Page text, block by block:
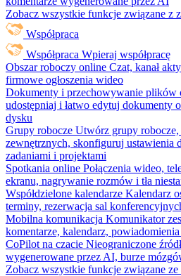
Zobacz wszystkie funkcje związane z
Współpraca
Współpraca Wpieraj współpracę
Obszar roboczy online Czat, kanał
firmowe ogłoszenia wideo
Dokumenty i przechowywanie plików
udostępniaj i łatwo edytuj dokumenty
dysku
Grupy robocze Utwórz grupy
zewnętrznych, skonfiguruj ustawienia
zadaniami i projektami
Spotkania online Połączenia wideo,
ekranu, nagrywanie rozmów i tła
Współdzielone kalendarze Kalendarz
terminy, rezerwacja sal
Mobilna komunikacja Komunikator
komentarze, kalendarz,
CoPilot na czacie Nieograniczone
wygenerowane przez AI, burze
Zobacz wszystkie funkcje związane ze